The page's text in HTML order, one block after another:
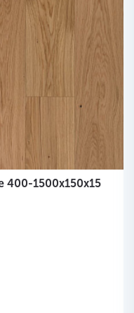
400-1500х150х15